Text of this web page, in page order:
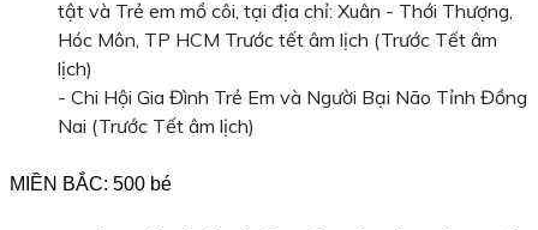
tật và Trẻ em mồ côi, tại địa chỉ: Xuân - Thới Thượng,
Hóc Môn, TP HCM Trước tết âm lịch (Trước Tết âm
lịch)
- Chi Hội Gia Đình Trẻ Em và Người Bại Não Tỉnh Đồng
Nai (Trước Tết âm lịch)
MIỀN BẮC: 500 bé